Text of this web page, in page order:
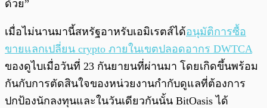
ด้วย”
เมื่อไม่นานมานี้สหรัฐอาหรับเอมิเรตส์ได้อนุมัติการซื้อ
ขายแลกเปลี่ยน crypto ภายในเขตปลอดอากร DWTCA
ของดูไบเมื่อวันที่ 23 กันยายนที่ผ่านมา โดยเกิดขึ้นพร้อม
กันกับการตัดสินใจของหน่วยงานกำกับดูแลที่ต้องการ
ปกป้องนักลงทุนและในวันเดียวกันนั้น BitOasis ได้